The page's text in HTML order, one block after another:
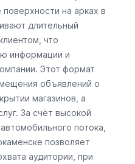
на арках в
длительный
что
информации и
Этот формат
объявлений о
магазинов, а
За счёт высокой
потока,
позволяет
аудитории, при